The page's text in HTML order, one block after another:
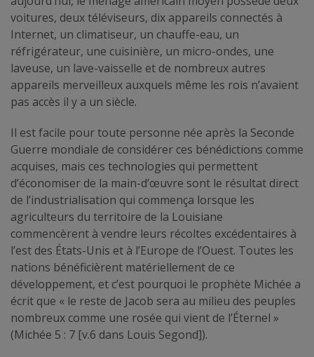
voitures, deux téléviseurs, dix appareils connectés à
Internet, un climatiseur, un chauffe-eau, un
réfrigérateur, une cuisinière, un micro-ondes, une
laveuse, un lave-vaisselle et de nombreux autres
appareils merveilleux auxquels même les rois n’avaient
pas accès il y a un siècle.
Il est facile pour toute personne née après la Seconde
Guerre mondiale de considérer ces bénédictions comme
acquises, mais ces technologies qui permettent
d’économiser de la main-d’œuvre sont le résultat direct
de l’industrialisation qui commença lorsque les
agriculteurs du territoire de la Louisiane
commencèrent à vendre leurs récoltes excédentaires à
l’est des États-Unis et à l’Europe de l’Ouest. Toutes les
nations bénéficièrent matériellement de ce
développement, et c’est pourquoi le prophète Michée a
écrit que « le reste de Jacob sera au milieu des peuples
nombreux comme une rosée qui vient de l’Éternel »
(Michée 5 : 7 [v.6 dans Louis Segond]).